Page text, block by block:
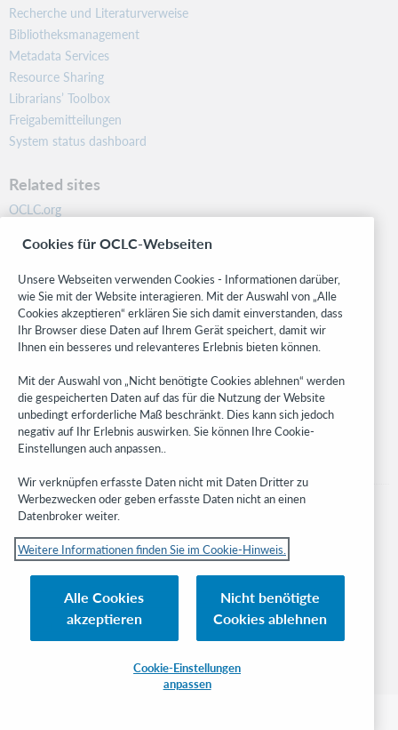
Recherche und Literaturverweise
Bibliotheksmanagement
Metadata Services
Resource Sharing
Librarians’ Toolbox
Freigabemitteilungen
System status dashboard
Related sites
OCLC.org
Community
Research
WebJunction
Developer Network
Stay in the know.
Get the latest product updates, research, events, and much more—
right to your inbox.
Subscribe now
© 2023 OCLC
OCLC, Inc. und verbundenen Unternehmen
Cookie-Hinweis Cookie list and settings
Privacy policy
Cookies für OCLC-Webseiten
Unsere Webseiten verwenden Cookies - Informationen darüber,
wie Sie mit der Website interagieren. Mit der Auswahl von „Alle
Cookies akzeptieren“ erklären Sie sich damit einverstanden, dass
Ihr Browser diese Daten auf Ihrem Gerät speichert, damit wir
Ihnen ein besseres und relevanteres Erlebnis bieten können.
Mit der Auswahl von „Nicht benötigte Cookies ablehnen“ werden
die gespeicherten Daten auf das für die Nutzung der Website
unbedingt erforderliche Maß beschränkt. Dies kann sich jedoch
negativ auf Ihr Erlebnis auswirken. Sie können Ihre Cookie-
Einstellungen auch anpassen..
Wir verknüpfen erfasste Daten nicht mit Daten Dritter zu
Werbezwecken oder geben erfasste Daten nicht an einen
Datenbroker weiter.
Weitere Informationen finden Sie im Cookie-Hinweis.
Alle Cookies
akzeptieren
Nicht benötigte
Cookies ablehnen
Cookie-Einstellungen
anpassen